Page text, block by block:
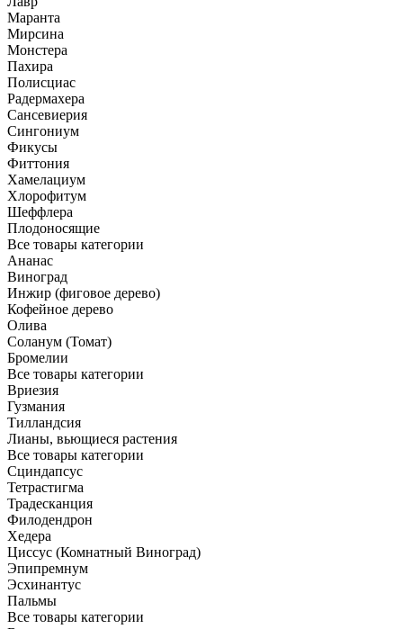
Маранта
Мирсина
Монстера
Пахира
Полисциас
Радермахера
Сансевиерия
Сингониум
Фикусы
Фиттония
Хамелациум
Хлорофитум
Шеффлера
Плодоносящие
Все товары категории
Ананас
Виноград
Инжир (фиговое дерево)
Кофейное дерево
Олива
Соланум (Томат)
Бромелии
Все товары категории
Вриезия
Гузмания
Тилландсия
Лианы, вьющиеся растения
Все товары категории
Сциндапсус
Тетрастигма
Традесканция
Филодендрон
Хедера
Циссус (Комнатный Виноград)
Эпипремнум
Эсхинантус
Пальмы
Все товары категории